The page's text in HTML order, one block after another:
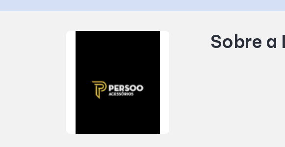
Facilidades Fique Por Dentro
Sobre a